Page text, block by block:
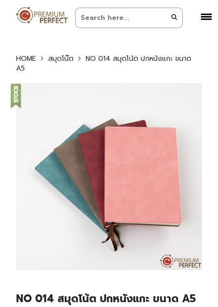
HOME สมุดโน๊ต
NO 014 สมุดโน้ต ปกหนังแกะ ขนาด
A5
NO 014 สมุดโน้ต ปกหนังแกะ ขนาด A5